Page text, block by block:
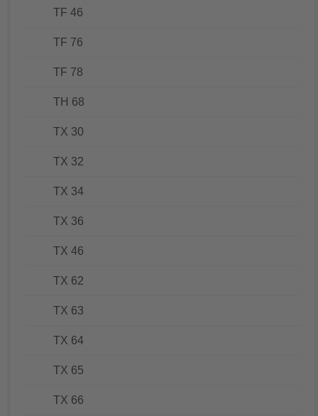
TF 46
TF 76
TF 78
TH 68
TX 30
TX 32
TX 34
TX 36
TX 46
TX 62
TX 63
TX 64
TX 65
TX 66